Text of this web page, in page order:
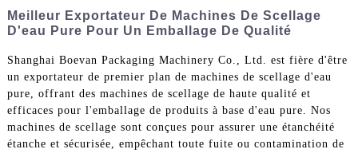
Meilleur Exportateur De Machines De Scellage
D'eau Pure Pour Un Emballage De Qualité
Shanghai Boevan Packaging Machinery Co., Ltd. est fière d'être
un exportateur de premier plan de machines de scellage d'eau
pure, offrant des machines de scellage de haute qualité et
efficaces pour l'emballage de produits à base d'eau pure. Nos
machines de scellage sont conçues pour assurer une étanchéité
étanche et sécurisée, empêchant toute fuite ou contamination de